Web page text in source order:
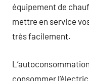
équipement de
mettre en service
très facilement.
consommer